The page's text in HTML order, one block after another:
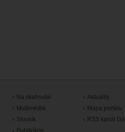
Na stiahnutie
Multimédiá
Slovník
Publikácie
Aktuality
Mapa portálu
RSS kanál